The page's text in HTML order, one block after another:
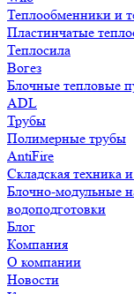
Теплообменники и
Пластинчатые
Теплосила
Вогез
Блочные тепловые
ADL
Трубы
Полимерные трубы
AntiFire
Складская техника
Блочно-модульные
водоподготовки
Блог
Компания
О компании
Новости